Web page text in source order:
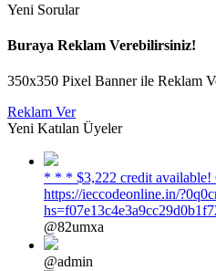
Yeni Sorular
Buraya Reklam Verebilirsiniz!
350x350 Pixel Banner ile Reklam
Reklam Ver
Yeni Katılan Üyeler
* * * $3,222 credit available!
https://ieccodeonline.in/
@82umxa
@admin